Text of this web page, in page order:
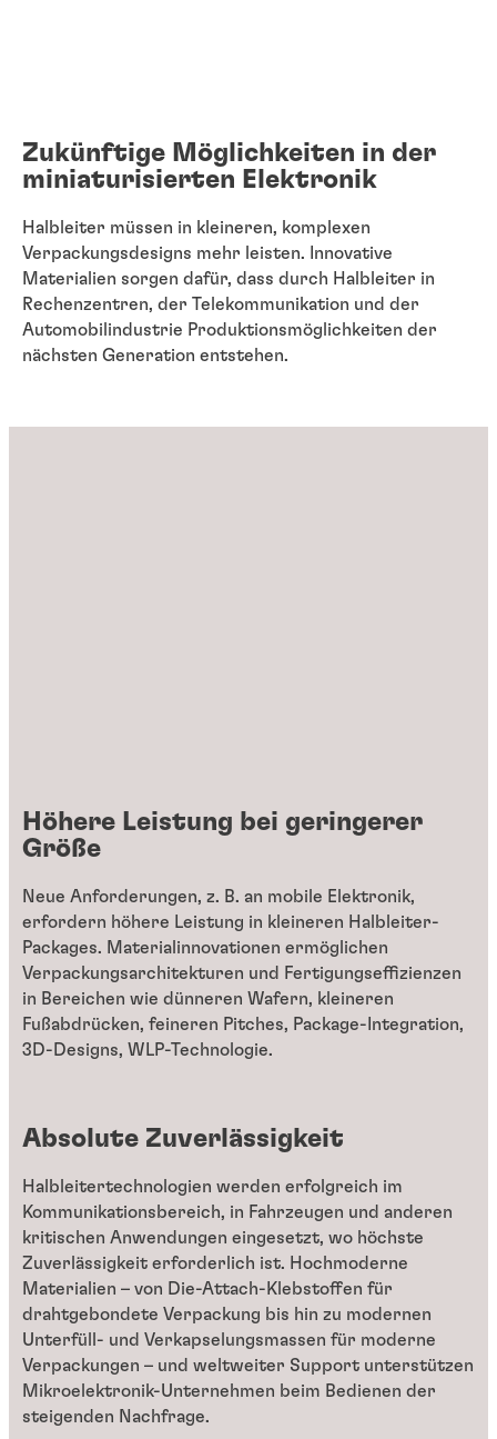
Zukünftige Möglichkeiten in der
miniaturisierten Elektronik
Halbleiter müssen in kleineren, komplexen
Verpackungsdesigns mehr leisten. Innovative
Materialien sorgen dafür, dass durch Halbleiter in
Rechenzentren, der Telekommunikation und der
Automobilindustrie Produktionsmöglichkeiten der
nächsten Generation entstehen.
Höhere Leistung bei geringerer
Größe
Neue Anforderungen, z. B. an mobile Elektronik,
erfordern höhere Leistung in kleineren Halbleiter-
Packages. Materialinnovationen ermöglichen
Verpackungsarchitekturen und Fertigungseffizienzen
in Bereichen wie dünneren Wafern, kleineren
Fußabdrücken, feineren Pitches, Package-Integration,
3D-Designs, WLP-Technologie.
Absolute Zuverlässigkeit
Halbleitertechnologien werden erfolgreich im
Kommunikationsbereich, in Fahrzeugen und anderen
kritischen Anwendungen eingesetzt, wo höchste
Zuverlässigkeit erforderlich ist. Hochmoderne
Materialien – von Die-Attach-Klebstoffen für
drahtgebondete Verpackung bis hin zu modernen
Unterfüll- und Verkapselungsmassen für moderne
Verpackungen – und weltweiter Support unterstützen
Mikroelektronik-Unternehmen beim Bedienen der
steigenden Nachfrage.